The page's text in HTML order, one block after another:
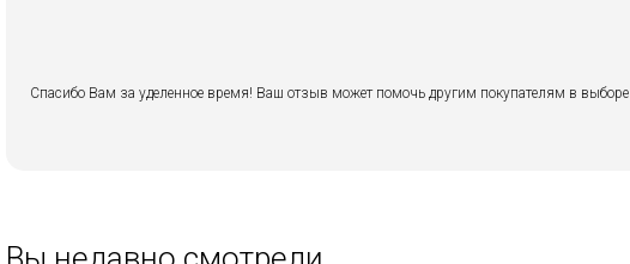
Спасибо Вам за уделенное время! Ваш отзыв может помочь другим покупателям в выборе